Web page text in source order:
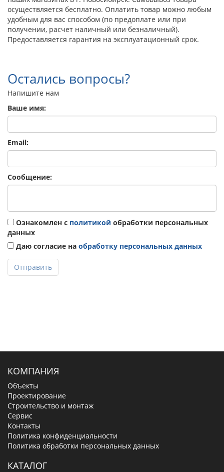
осуществляется бесплатно. Оплатить товар можно любым
удобным для вас способом (по предоплате или при
получении, расчет наличный или безналичный).
Предоставляется гарантия на эксплуатационный срок.
Остались вопросы?
Напишите нам
Ваше имя:
Email:
Сообщение:
Ознакомлен с политикой обработки персональных
данных
Даю согласие на обработку персональных данных
Отправить
КОМПАНИЯ
Объекты
Проектирование
Строительство и монтаж
Сервис
Контакты
Политика конфиденциальности
Политика обработки персональных данных
КАТАЛОГ